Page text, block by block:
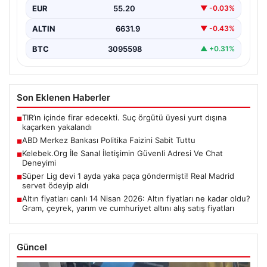
EUR 55.20 ▼ -0.03%
ALTIN 6631.9 ▼ -0.43%
BTC 3095598 ▲ +0.31%
Son Eklenen Haberler
■TIR’ın içinde firar edecekti. Suç örgütü üyesi yurt dışına
kaçarken yakalandı
■ABD Merkez Bankası Politika Faizini Sabit Tuttu
■Kelebek.Org İle Sanal İletişimin Güvenli Adresi Ve Chat
Deneyimi
■Süper Lig devi 1 ayda yaka paça göndermişti! Real Madrid
servet ödeyip aldı
■Altın fiyatları canlı 14 Nisan 2026: Altın fiyatları ne kadar oldu?
Gram, çeyrek, yarım ve cumhuriyet altını alış satış fiyatları
Güncel